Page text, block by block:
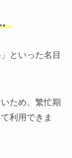
。
といった名目
ため、繁忙期
利用できま